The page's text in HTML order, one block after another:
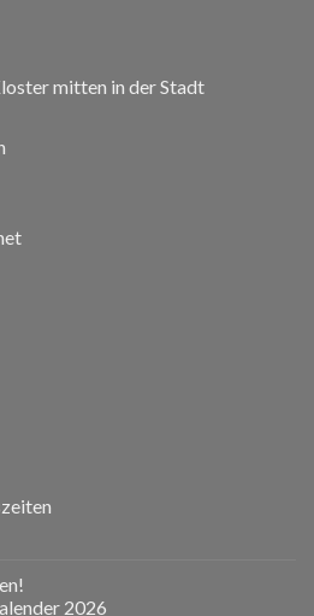
mitten in der Stadt
2026